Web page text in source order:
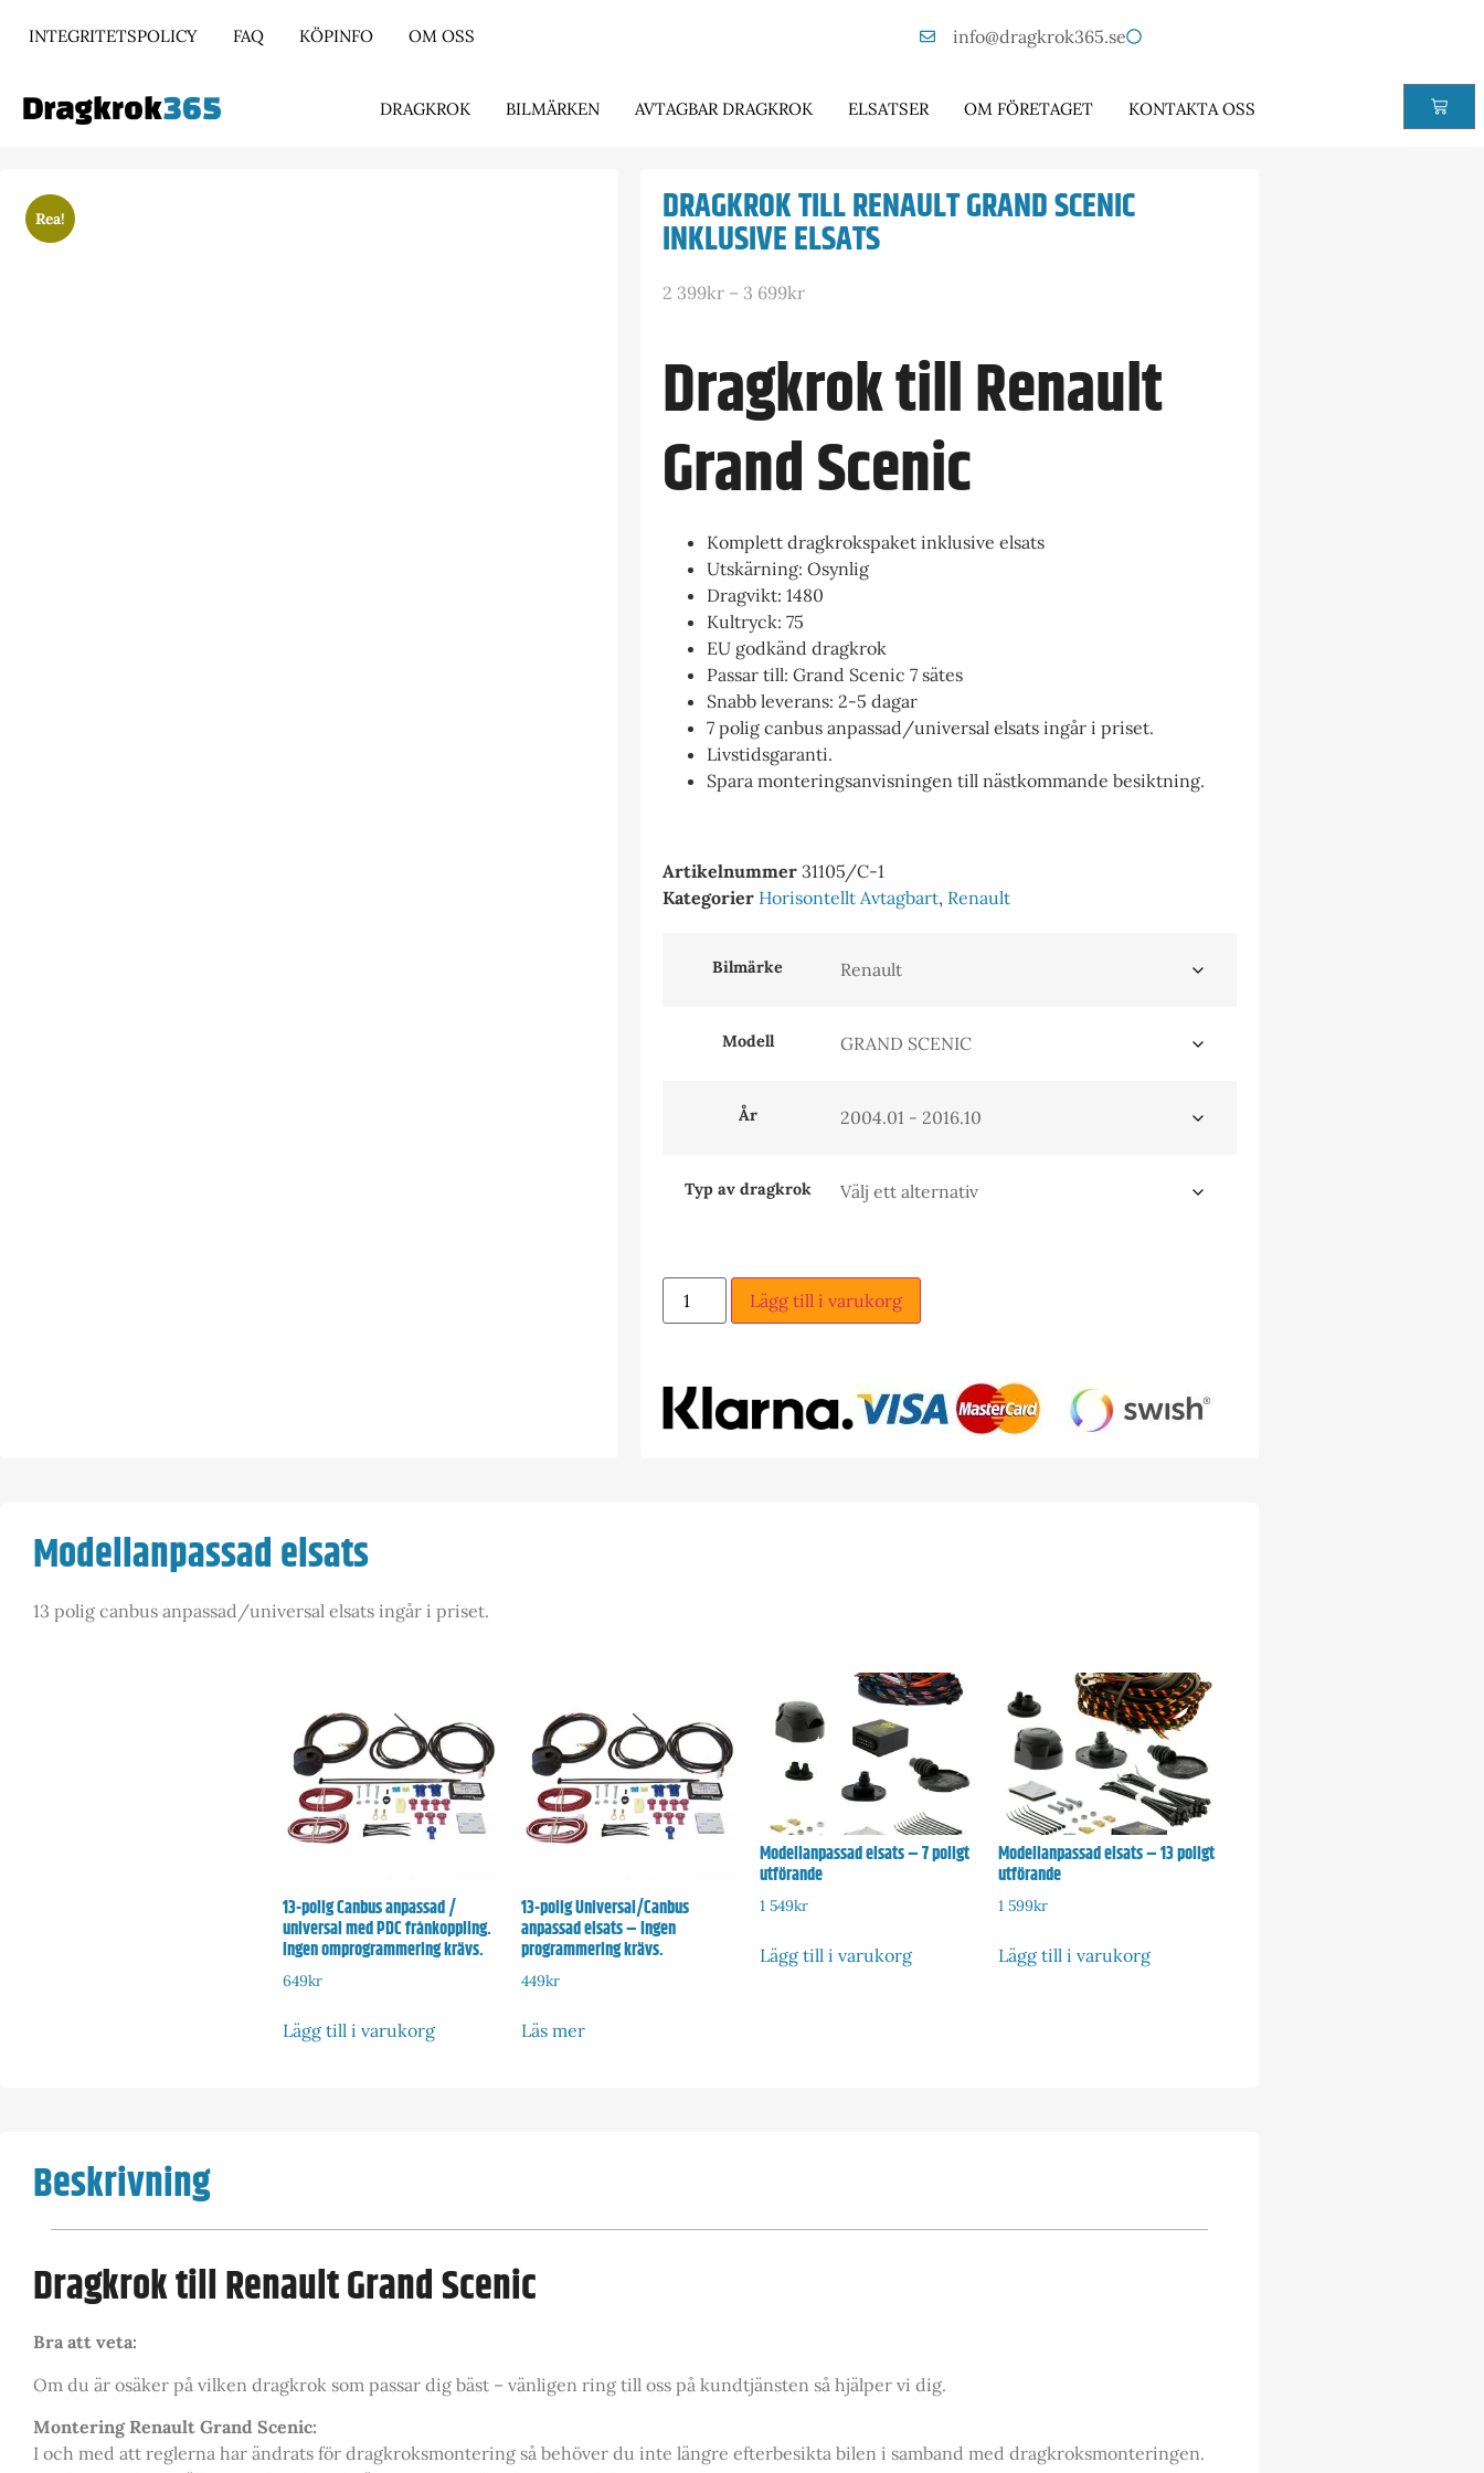
INTEGRITETSPOLICY FAQ KÖPINFO OM OSS info@dragkrok365.se
DRAGKROK BILMÄRKEN AVTAGBAR DRAGKROK ELSATSER OM FÖRETAGET KONTAKTA OSS
Rea! DRAGKROK TILL RENAULT GRAND SCENIC
INKLUSIVE ELSATS
2 399kr – 3 699kr
Dragkrok till Renault
Grand Scenic
Komplett dragkrokspaket inklusive elsats
Utskärning: Osynlig
Dragvikt: 1480
Kultryck: 75
EU godkänd dragkrok
Passar till: Grand Scenic 7 sätes
Snabb leverans: 2-5 dagar
7 polig canbus anpassad/universal elsats ingår i priset.
Livstidsgaranti.
Spara monteringsanvisningen till nästkommande besiktning.
Artikelnummer 31105/C-1
Kategorier Horisontellt Avtagbart, Renault
Bilmärke
Modell
År
Typ av dragkrok
Lägg till i varukorg
Modellanpassad elsats
13 polig canbus anpassad/universal elsats ingår i priset.
13-polig Canbus anpassad /
universal med PDC frånkoppling.
Ingen omprogrammering krävs.
649kr
Lägg till i varukorg
13-polig Universal/Canbus
anpassad elsats – Ingen
programmering krävs.
449kr
Läs mer
Modellanpassad elsats – 7 poligt
utförande
1 549kr
Lägg till i varukorg
Modellanpassad elsats – 13 poligt
utförande
1 599kr
Lägg till i varukorg
Beskrivning
Dragkrok till Renault Grand Scenic
Bra att veta:
Om du är osäker på vilken dragkrok som passar dig bäst – vänligen ring till oss på kundtjänsten så hjälper vi dig.
Montering Renault Grand Scenic:
I och med att reglerna har ändrats för dragkroksmontering så behöver du inte längre efterbesikta bilen i samband med dragkroksmonteringen.